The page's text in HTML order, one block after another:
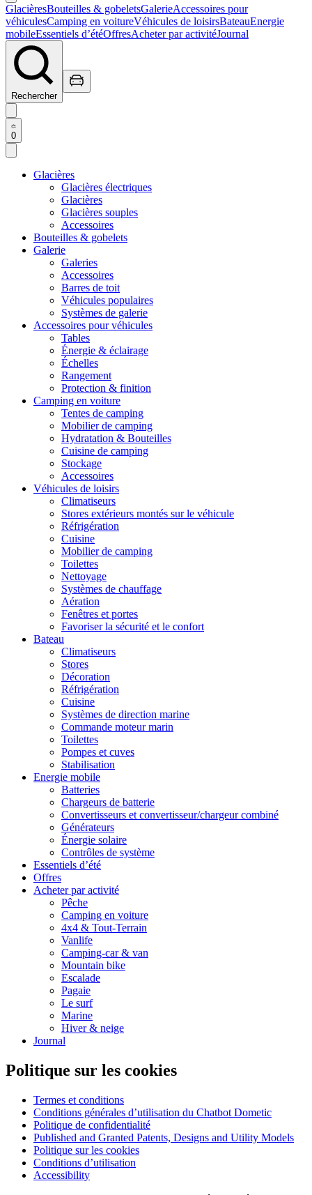
GlacièresBouteilles & gobeletsGalerieAccessoires pour
véhiculesCamping en voitureVéhicules de loisirsBateauEnergie
mobileEssentiels d’étéOffresAcheter par activitéJournal
Rechercher
0
Glacières
Glacières électriques
Glacières
Glacières souples
Accessoires
Bouteilles & gobelets
Galerie
Galeries
Accessoires
Barres de toit
Véhicules populaires
Systèmes de galerie
Accessoires pour véhicules
Tables
Énergie & éclairage
Échelles
Rangement
Protection & finition
Camping en voiture
Tentes de camping
Mobilier de camping
Hydratation & Bouteilles
Cuisine de camping
Stockage
Accessoires
Véhicules de loisirs
Climatiseurs
Stores extérieurs montés sur le véhicule
Réfrigération
Cuisine
Mobilier de camping
Toilettes
Nettoyage
Systèmes de chauffage
Aération
Fenêtres et portes
Favoriser la sécurité et le confort
Bateau
Climatiseurs
Stores
Décoration
Réfrigération
Cuisine
Systèmes de direction marine
Commande moteur marin
Toilettes
Pompes et cuves
Stabilisation
Energie mobile
Batteries
Chargeurs de batterie
Convertisseurs et convertisseur/chargeur combiné
Générateurs
Énergie solaire
Contrôles de système
Essentiels d’été
Offres
Acheter par activité
Pêche
Camping en voiture
4x4 & Tout-Terrain
Vanlife
Camping-car & van
Mountain bike
Escalade
Pagaie
Le surf
Marine
Hiver & neige
Journal
Politique sur les cookies
Termes et conditions
Conditions générales d’utilisation du Chatbot Dometic
Politique de confidentialité
Published and Granted Patents, Designs and Utility Models
Politique sur les cookies
Conditions d’utilisation
Accessibility